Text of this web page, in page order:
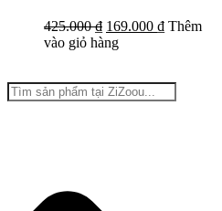
425.000₫ 169.000 ₫ Thêm
vào giỏ hàng